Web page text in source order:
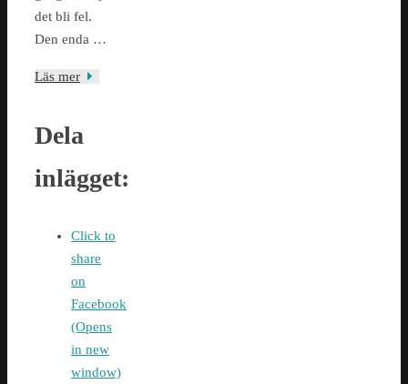
det bli fel.
Den enda …
Läs mer
Dela
inlägget:
Click to
share
on
Facebook
(Opens
in new
window)